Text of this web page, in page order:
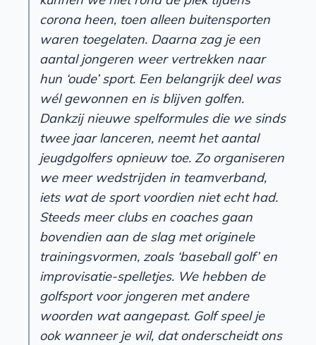
corona heen, toen alleen buitensporten
waren toegelaten. Daarna zag je een
aantal jongeren weer vertrekken naar
hun ‘oude’ sport. Een belangrijk deel was
wél gewonnen en is blijven golfen.
Dankzij nieuwe spelformules die we sinds
twee jaar lanceren, neemt het aantal
jeugdgolfers opnieuw toe. Zo organiseren
we meer wedstrijden in teamverband,
iets wat de sport voordien niet echt had.
Steeds meer clubs en coaches gaan
bovendien aan de slag met originele
trainingsvormen, zoals ‘baseball golf’ en
improvisatie-spelletjes. We hebben de
golfsport voor jongeren met andere
woorden wat aangepast. Golf speel je
ook wanneer je wil, dat onderscheidt ons